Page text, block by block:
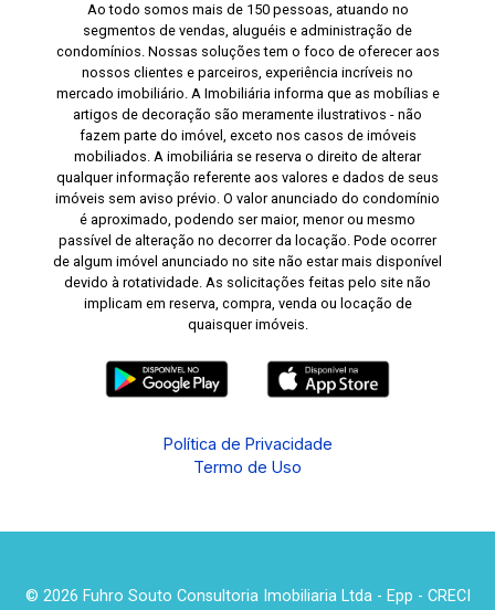
Ao todo somos mais de 150 pessoas, atuando no
segmentos de vendas, aluguéis e administração de
condomínios. Nossas soluções tem o foco de oferecer aos
nossos clientes e parceiros, experiência incríveis no
mercado imobiliário. A Imobiliária informa que as mobílias e
artigos de decoração são meramente ilustrativos - não
fazem parte do imóvel, exceto nos casos de imóveis
mobiliados. A imobiliária se reserva o direito de alterar
qualquer informação referente aos valores e dados de seus
imóveis sem aviso prévio. O valor anunciado do condomínio
é aproximado, podendo ser maior, menor ou mesmo
passível de alteração no decorrer da locação. Pode ocorrer
de algum imóvel anunciado no site não estar mais disponível
devido à rotatividade. As solicitações feitas pelo site não
implicam em reserva, compra, venda ou locação de
quaisquer imóveis.
Política de Privacidade
Termo de Uso
© 2026 Fuhro Souto Consultoria Imobiliaria Ltda - Epp - CRECI